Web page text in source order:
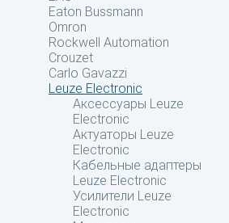
Eaton Bussmann
Omron
Rockwell Automation
Crouzet
Carlo Gavazzi
Leuze Electronic
Аксессуары Leuze
Electronic
Актуаторы Leuze
Electronic
Кабельные адаптеры
Leuze Electronic
Усилители Leuze
Electronic